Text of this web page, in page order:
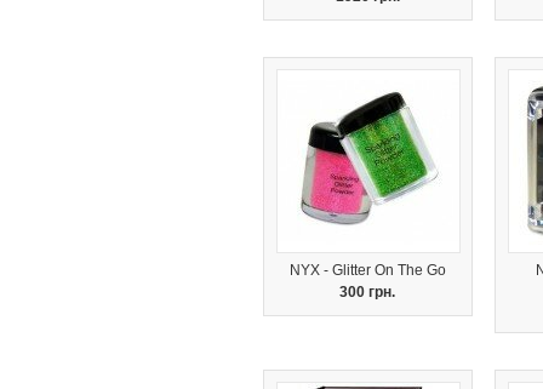
NYX - Glitter On The Go
300 грн.